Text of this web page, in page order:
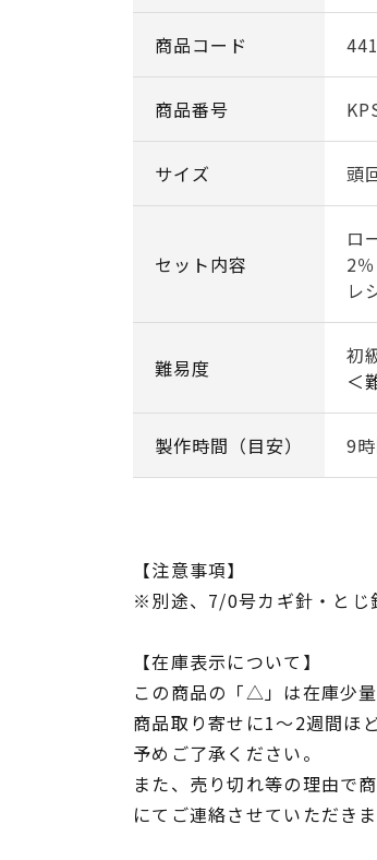
商品コード
商品番号
サイズ 頭
セット内容
ロ
2
レ
難易度
＜
製作時間（目安） 9
【注意事項】
※別途、7/0号カギ針・とじ
【在庫表示について】
この商品の「△」は在庫少
商品取り寄せに1～2週間ほ
予めご了承ください。
また、売り切れ等の理由で
にてご連絡させていただきま